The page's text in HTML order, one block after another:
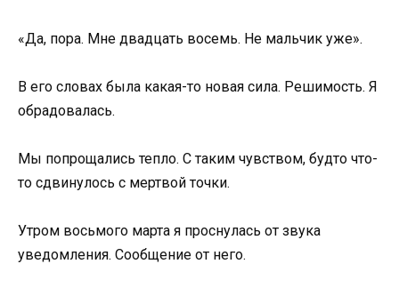
«Да, пора. Мне двадцать восемь. Не мальчик уже».
В его словах была какая-то новая сила. Решимость. Я
обрадовалась.
Мы попрощались тепло. С таким чувством, будто что-
то сдвинулось с мертвой точки.
Утром восьмого марта я проснулась от звука
уведомления. Сообщение от него.